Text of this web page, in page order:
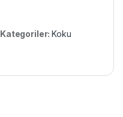
Kategoriler:Koku